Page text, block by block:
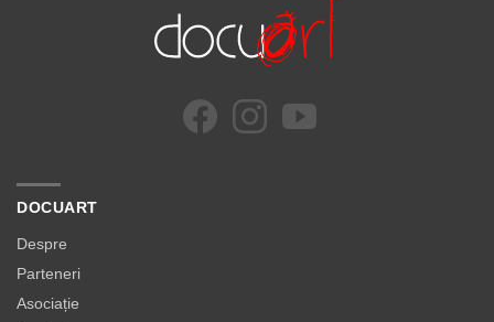
DOCUART
Despre
Parteneri
Asociație